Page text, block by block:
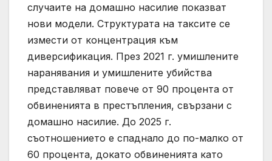
случаите на домашно насилие показват
нови модели. Структурата на таксите се
измести от концентрация към
диверсификация. През 2021 г. умишлените
наранявания и умишлените убийства
представляват повече от 90 процента от
обвиненията в престъпления, свързани с
домашно насилие. До 2025 г.
съотношението е спаднало до по-малко от
60 процента, докато обвиненията като